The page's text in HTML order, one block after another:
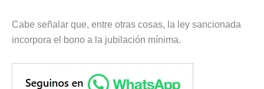
Cabe señalar que, entre otras cosas, la ley sancionada
incorpora el bono a la jubilación mínima.